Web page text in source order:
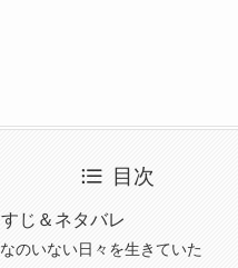
目次
じ＆ネタバレ
のいない日々を生きていた